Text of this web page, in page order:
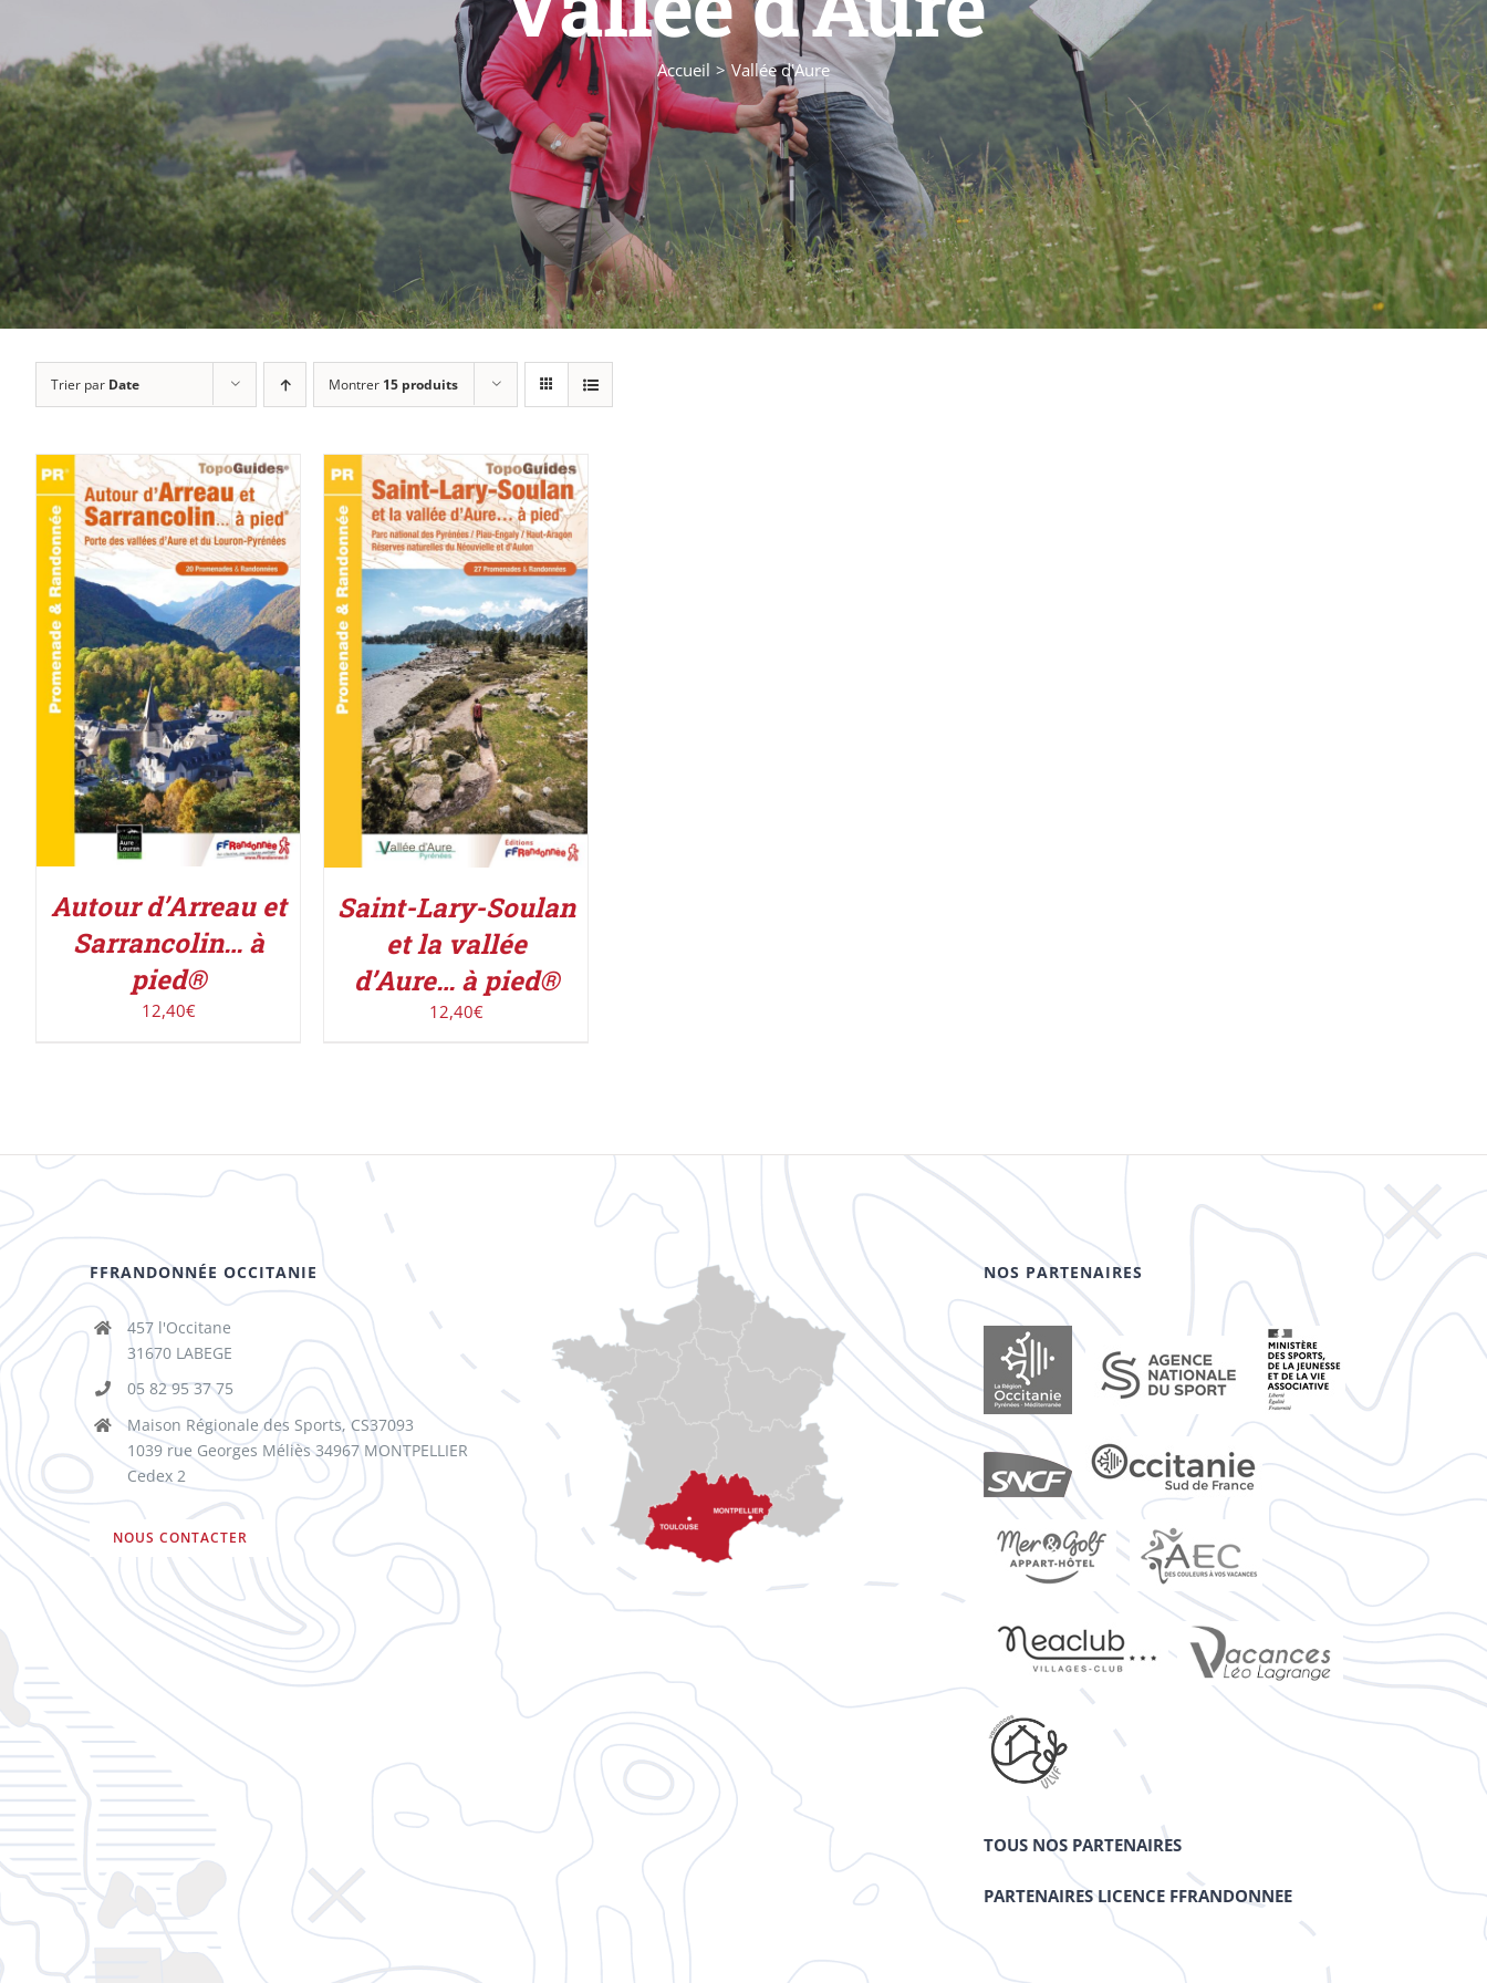
Accueil Vallée d'Aure
Trier par Date Montrer 15 produits
ACHETER LE PRODUIT
/
DÉTAILS
Autour d’Arreau et
Sarrancolin… à
pied®
12,40€
ACHETER LE PRODUIT
/
DÉTAILS
Saint-Lary-Soulan
et la vallée
d’Aure… à pied®
12,40€
FFRANDONNÉE OCCITANIE
457 l'Occitane
31670 LABEGE
05 82 95 37 75
Maison Régionale des Sports, CS37093
1039 rue Georges Méliès 34967 MONTPELLIER
Cedex 2
NOUS CONTACTER
NOS PARTENAIRES
TOUS NOS PARTENAIRES
PARTENAIRES LICENCE FFRANDONNEE